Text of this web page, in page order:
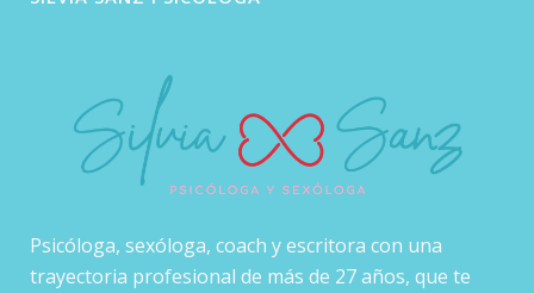
Psicóloga, sexóloga, coach y escritora con una
trayectoria profesional de más de 27 años, que te